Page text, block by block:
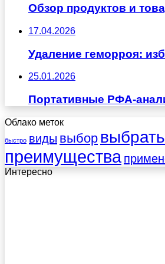
Обзор продуктов и
17.04.2026
Удаление геморроя:
25.01.2026
Портативные РФА-
Облако меток
быстро виды выбор выбрать
преимущества
Интересно